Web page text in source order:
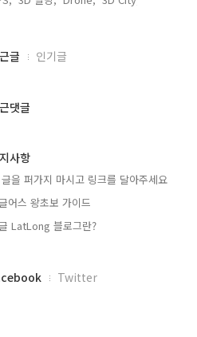
글 인기글
댓글
사항
을 퍼가지 마시고 링크를 달아주세요
어스 왕초보 가이드
LatLong 블로그란?
Twitter